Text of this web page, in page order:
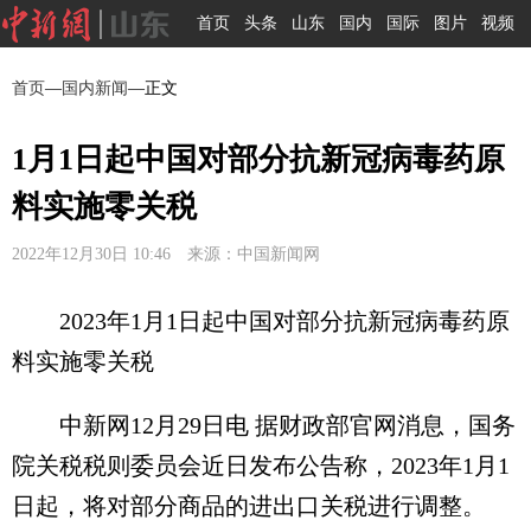
首页 头条 山东 国内 国际 图片 视频
首页— 国内新闻—正文
1月1日起中国对部分抗新冠病毒药原
料实施零关税
2022年12月30日 10:46 来源：中国新闻网
2023年1月1日起中国对部分抗新冠病毒药原
料实施零关税
中新网12月29日电 据财政部官网消息，国务
院关税税则委员会近日发布公告称，2023年1月1
日起，将对部分商品的进出口关税进行调整。